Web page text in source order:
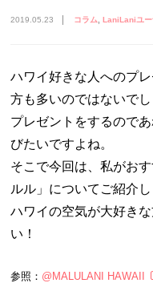
2019.05.23 コラム LaniLaniユ
ハワイ好きな人へのプ
方も多いのではないでし
プレゼントをするので
びたいですよね。
そこで今回は、私がお
ルル」についてご紹介し
ハワイの空気が大好き
い！
参照： @MALULANI HAWAII